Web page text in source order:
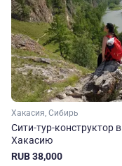
Хакасия, Сибирь
Сити-тур-конструктор в
Хакасию
RUB 38,000